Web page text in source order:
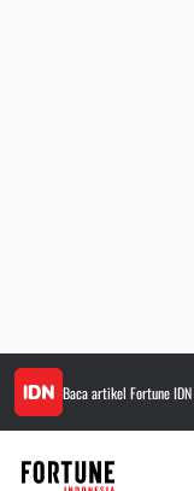
Baca artikel Fortune IDN